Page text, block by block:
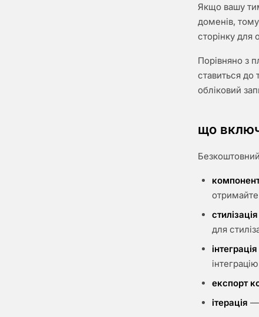
Якщо вашу
доменів,
сторінку для
Порівняно з
ставиться до
обліковий
що
для
експорт
ітерація —